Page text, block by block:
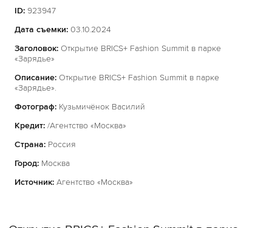
ID: 923947
Дата съемки: 03.10.2024
Заголовок: Открытие BRICS+ Fashion Summit в парке
«Зарядье»
Описание: Открытие BRICS+ Fashion Summit в парке
«Зарядье».
Фотограф: Кузьмичёнок Василий
Кредит: /Агентство «Москва»
Страна: Россия
Город: Москва
Источник: Агентство «Москва»